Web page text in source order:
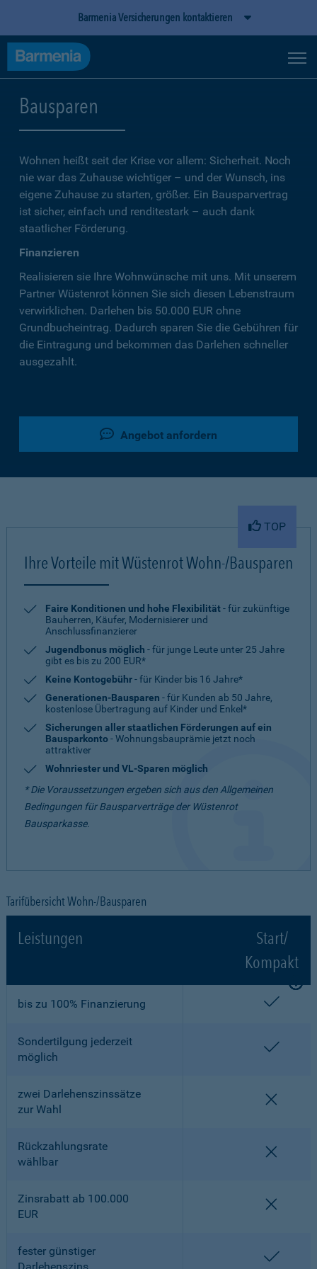
Barmenia Versicherungen kontaktieren
Bausparen
Wohnen heißt seit der Krise vor allem: Sicherheit. Noch
nie war das Zuhause wichtiger – und der Wunsch, ins
eigene Zuhause zu starten, größer. Ein Bausparvertrag
ist sicher, einfach und renditestark – auch dank
staatlicher Förderung.
Finanzieren
Realisieren sie Ihre Wohnwünsche mit uns. Mit unserem
Partner Wüstenrot können Sie sich diesen Lebenstraum
verwirklichen. Darlehen bis 50.000 EUR ohne
Grundbucheintrag. Dadurch sparen Sie die Gebühren für
die Eintragung und bekommen das Darlehen schneller
ausgezahlt.
Angebot anfordern
TOP
Ihre Vorteile mit Wüstenrot Wohn-/Bausparen
Faire Konditionen und hohe Flexibilität- für zukünftige
Bauherren, Käufer, Modernisierer und
Anschlussfinanzierer
Jugendbonus möglich - für junge Leute unter 25 Jahre
gibt es bis zu 200 EUR*
Keine Kontogebühr- für Kinder bis 16 Jahre*
Generationen-Bausparen - für Kunden ab 50 Jahre,
kostenlose Übertragung auf Kinder und Enkel*
Sicherungen aller staatlichen Förderungen auf ein
Bausparkonto- Wohnungsbauprämie jetzt noch
attraktiver
Wohnriester und VL-Sparen möglich
* Die Voraussetzungen ergeben sich aus den Allgemeinen
Bedingungen für Bausparverträge der Wüstenrot
Bausparkasse.
Tarifübersicht Wohn-/Bausparen
Leistungen
Start/
Kompakt
bis zu 100% Finanzierung
Sondertilgung jederzeit
möglich
zwei Darlehenszinssätze
zur Wahl
Rückzahlungsrate
wählbar
Zinsrabatt ab 100.000
EUR
fester günstiger